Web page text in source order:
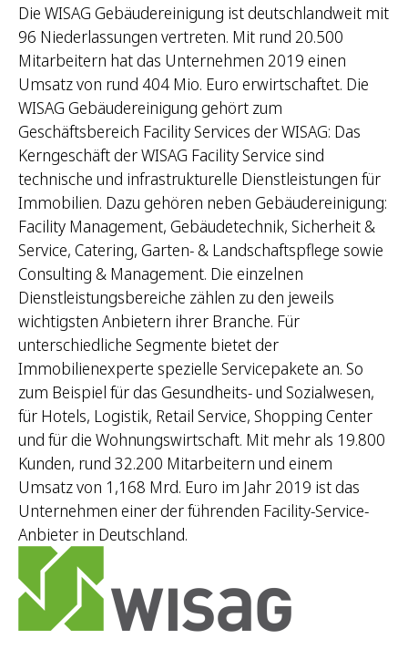
Die WISAG Gebäudereinigung ist deutschlandweit mit
96 Niederlassungen vertreten. Mit rund 20.500
Mitarbeitern hat das Unternehmen 2019 einen
Umsatz von rund 404 Mio. Euro erwirtschaftet. Die
WISAG Gebäudereinigung gehört zum
Geschäftsbereich Facility Services der WISAG: Das
Kerngeschäft der WISAG Facility Service sind
technische und infrastrukturelle Dienstleistungen für
Immobilien. Dazu gehören neben Gebäudereinigung:
Facility Management, Gebäudetechnik, Sicherheit &
Service, Catering, Garten- & Landschaftspflege sowie
Consulting & Management. Die einzelnen
Dienstleistungsbereiche zählen zu den jeweils
wichtigsten Anbietern ihrer Branche. Für
unterschiedliche Segmente bietet der
Immobilienexperte spezielle Servicepakete an. So
zum Beispiel für das Gesundheits- und Sozialwesen,
für Hotels, Logistik, Retail Service, Shopping Center
und für die Wohnungswirtschaft. Mit mehr als 19.800
Kunden, rund 32.200 Mitarbeitern und einem
Umsatz von 1,168 Mrd. Euro im Jahr 2019 ist das
Unternehmen einer der führenden Facility-Service-
Anbieter in Deutschland.